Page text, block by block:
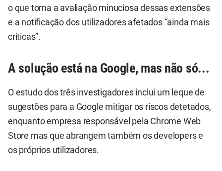
o que torna a avaliação minuciosa dessas extensões
e a notificação dos utilizadores afetados “ainda mais
críticas”.
A solução está na Google, mas não só...
O estudo dos três investigadores inclui um leque de
sugestões para a Google mitigar os riscos detetados,
enquanto empresa responsável pela Chrome Web
Store mas que abrangem também os developers e
os próprios utilizadores.